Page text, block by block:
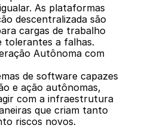
As plataformas
descentralizada são
cargas de trabalho
tolerantes a falhas.
Autônoma com
de software capazes
e ação autônomas,
com a infraestrutura
que criam tanto
riscos novos.